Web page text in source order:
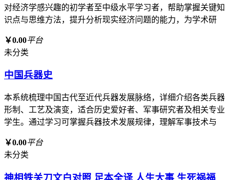
对经济学感兴趣的初学者至中级水平学习者，帮助掌握关键知
识点与思维方法，提升分析现实经济问题的能力，为学术研
￥0.00平台
未分类
中国兵器史
本系统梳理中国古代至近代兵器发展脉络，详细介绍各类兵器
形制、工艺及演变，适合历史爱好者、军事研究者及相关专业
学生。通过学习可掌握兵器技术发展规律，理解军事技术与
￥0.00平台
未分类
神相铁关刀文白对照 足本全译 人生大事 生死祸福